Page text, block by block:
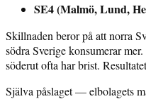
SE4 (Malmö, Lund,
Skillnaden beror på att norra
södra Sverige konsumerar
söderut ofta har brist.
Själva påslaget — elbolagets